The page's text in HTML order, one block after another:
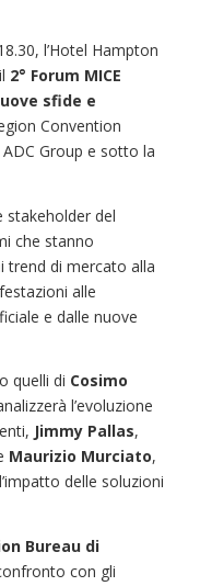
l’Hotel Hampton
2° Forum MICE
sfide e
Convention
Group e sotto la
stakeholder del
che stanno
trend di mercato alla
alle
e dalle nuove
quelli di Cosimo
l’evoluzione
Jimmy Pallas,
Maurizio Murciato,
delle soluzioni
Bureau di
con gli